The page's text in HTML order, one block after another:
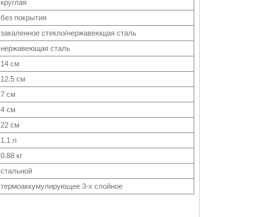
круглая
без покрытия
закаленное стекло/нержавеющая сталь
нержавеющая сталь
14 см
12.5 см
7 см
4 см
22 см
1.1 л
0.88 кг
стальной
термоаккумулирующее 3-х слойное